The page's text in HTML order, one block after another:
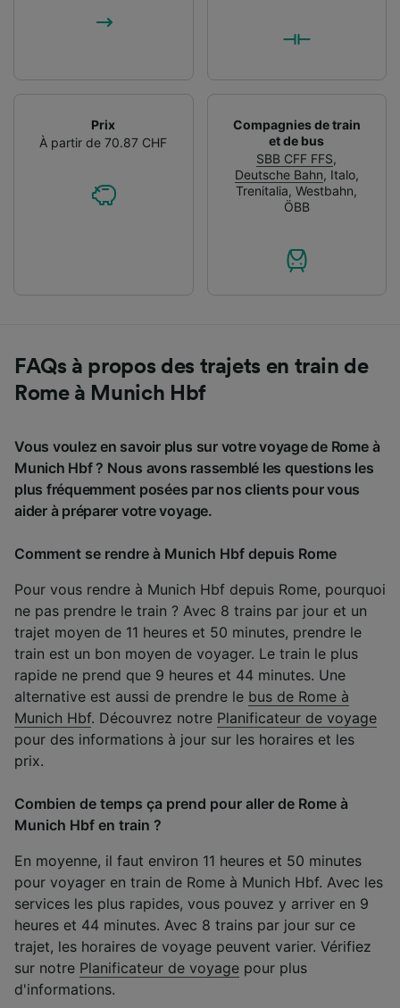
Prix
À partir de 70.87 CHF
Compagnies de train
et de bus
SBB CFF FFS,
Deutsche Bahn, Italo,
Trenitalia,Westbahn,
ÖBB
FAQs à propos des trajets en train de
Rome à Munich Hbf
Vous voulez en savoir plus sur votre voyage de Rome à
Munich Hbf ? Nous avons rassemblé les questions les
plus fréquemment posées par nos clients pour vous
aider à préparer votre voyage.
Comment se rendre à Munich Hbf depuis Rome
Pour vous rendre à Munich Hbf depuis Rome, pourquoi
ne pas prendre le train ? Avec 8 trains par jour et un
trajet moyen de 11 heures et 50 minutes, prendre le
train est un bon moyen de voyager. Le train le plus
rapide ne prend que 9 heures et 44 minutes. Une
alternative est aussi de prendre le bus de Rome à
Munich Hbf. Découvrez notre Planificateur de voyage
pour des informations à jour sur les horaires et les
prix.
Combien de temps ça prend pour aller de Rome à
Munich Hbf en train ?
En moyenne, il faut environ 11 heures et 50 minutes
pour voyager en train de Rome à Munich Hbf. Avec les
services les plus rapides, vous pouvez y arriver en 9
heures et 44 minutes. Avec 8 trains par jour sur ce
trajet, les horaires de voyage peuvent varier. Vérifiez
sur notre Planificateur de voyage pour plus
d'informations.